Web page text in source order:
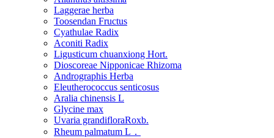
Laggerae herba
Toosendan Fructus
Cyathulae Radix
Aconiti Radix
Ligusticum chuanxiong Hort.
Dioscoreae Nipponicae Rhizoma
Andrographis Herba
Eleutherococcus senticosus
Aralia chinensis L
Glycine max
Uvaria grandifloraRoxb.
Rheum palmatum L．